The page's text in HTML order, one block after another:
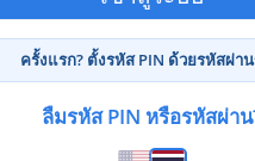
ครั้งแรก? ตั้งรหัส PIN ด้วยรหัสผ่
ลืมรหัส PIN หรือรหัสผ่าน